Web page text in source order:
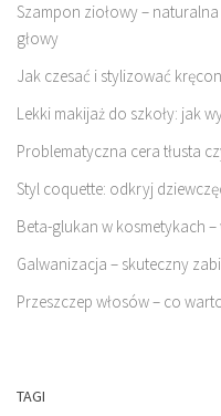
Szampon ziołowy –
głowy
Jak czesać i stylizować
Lekki makijaż do szkoły: jak
Problematyczna cera tłusta
Styl coquette: odkryj
Beta-glukan w kosmetykach
Galwanizacja – skuteczny
Przeszczep włosów – co
TAGI